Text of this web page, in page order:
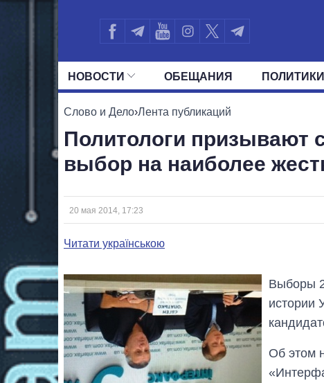
НОВОСТИ ОБЕЩАНИЯ ПОЛИТИКИ
ВСЕ ПОЛИТИКИ
Слово и Дело›Лента публикаций
Политологи призывают
выбор на наиболее
20 мая 2014, 17:23
Читати українською
Выборы
истории
Об этом